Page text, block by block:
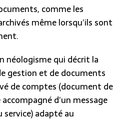
comme les
même lorsqu’ils sont
néologisme qui décrit la
gestion et de documents
de comptes (document de
d’un message
adapté au